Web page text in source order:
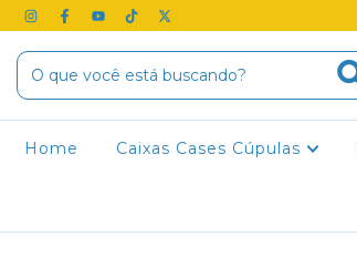
Home Caixas Cases Cúpulas